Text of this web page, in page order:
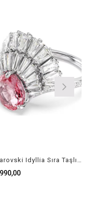
Swarovski Idyllia Sıra Taşlı Kadın Yüzük